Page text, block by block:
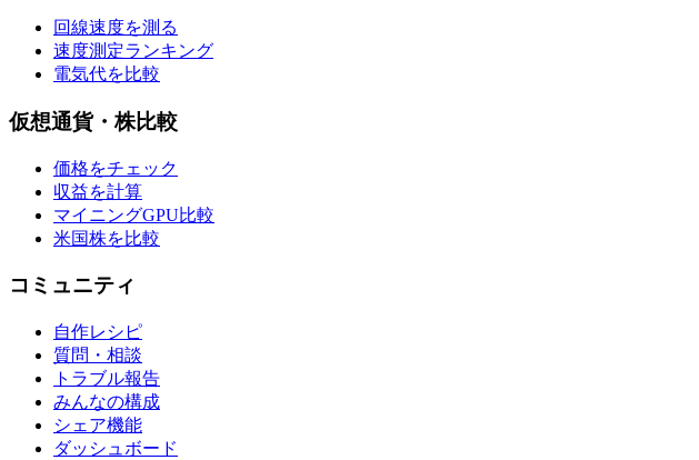
回線速度を測る
速度測定ランキング
電気代を比較
仮想通貨・株比較
価格をチェック
収益を計算
マイニングGPU比較
米国株を比較
コミュニティ
自作レシピ
質問・相談
トラブル報告
みんなの構成
シェア機能
ダッシュボード